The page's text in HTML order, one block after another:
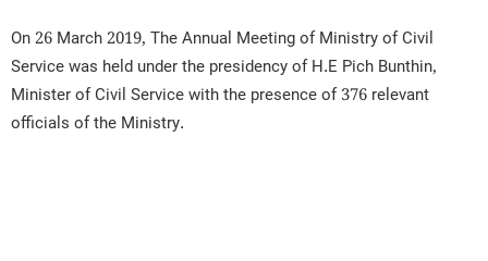
On 26 March 2019, The Annual Meeting of Ministry of Civil
Service was held under the presidency of H.E Pich Bunthin,
Minister of Civil Service with the presence of 376 relevant
officials of the Ministry.